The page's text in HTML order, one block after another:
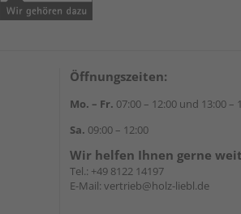
Öffnungszeiten:
Mo. – Fr. 07:00 – 12:00 und 13:00 –
Sa. 09:00 – 12:00
Wir helfen Ihnen gerne
Tel.: +49 8122 14197
E-Mail: vertrieb@holz-liebl.de